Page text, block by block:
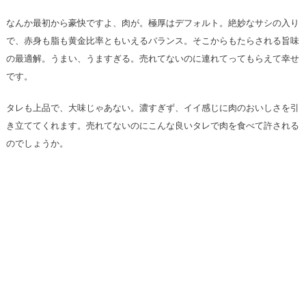
なんか最初から豪快ですよ、肉が。極厚はデフォルト。絶妙なサシの入り
で、赤身も脂も黄金比率ともいえるバランス。そこからもたらされる旨味
の最適解。うまい、うますぎる。売れてないのに連れてってもらえて幸せ
です。
タレも上品で、大味じゃあない。濃すぎず、イイ感じに肉のおいしさを引
き立ててくれます。売れてないのにこんな良いタレで肉を食べて許される
のでしょうか。